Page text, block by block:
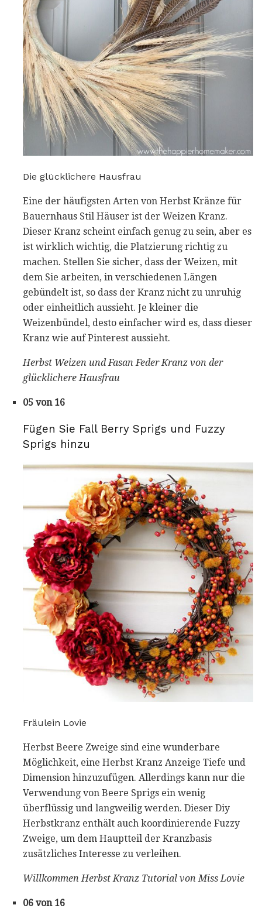
Die glücklichere Hausfrau
Eine der häufigsten Arten von Herbst Kränze für
Bauernhaus Stil Häuser ist der Weizen Kranz.
Dieser Kranz scheint einfach genug zu sein, aber es
ist wirklich wichtig, die Platzierung richtig zu
machen. Stellen Sie sicher, dass der Weizen, mit
dem Sie arbeiten, in verschiedenen Längen
gebündelt ist, so dass der Kranz nicht zu unruhig
oder einheitlich aussieht. Je kleiner die
Weizenbündel, desto einfacher wird es, dass dieser
Kranz wie auf Pinterest aussieht.
Herbst Weizen und Fasan Feder Kranz von der
glücklichere Hausfrau
05 von 16
Fügen Sie Fall Berry Sprigs und Fuzzy
Sprigs hinzu
Fräulein Lovie
Herbst Beere Zweige sind eine wunderbare
Möglichkeit, eine Herbst Kranz Anzeige Tiefe und
Dimension hinzuzufügen. Allerdings kann nur die
Verwendung von Beere Sprigs ein wenig
überflüssig und langweilig werden. Dieser Diy
Herbstkranz enthält auch koordinierende Fuzzy
Zweige, um dem Hauptteil der Kranzbasis
zusätzliches Interesse zu verleihen.
Willkommen Herbst Kranz Tutorial von Miss Lovie
06 von 16